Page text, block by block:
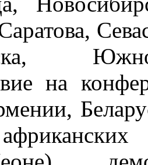
на